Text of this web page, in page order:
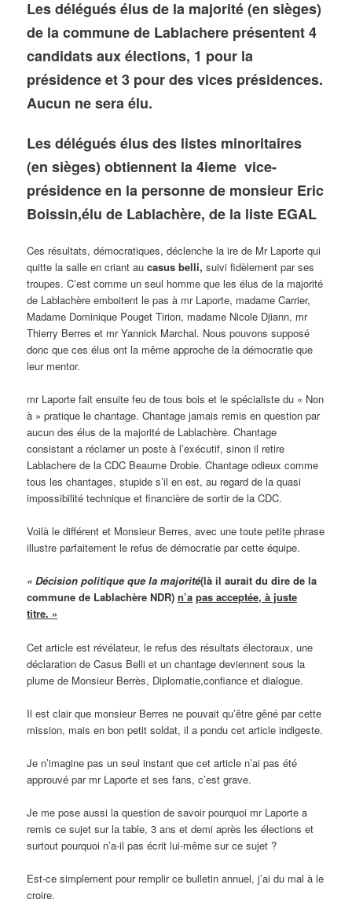
Les délégués élus de la majorité (en sièges)
de la commune de Lablachere présentent 4
candidats aux élections, 1 pour la
présidence et 3 pour des vices présidences.
Aucun ne sera élu.
Les délégués élus des listes minoritaires
(en sièges) obtiennent la 4ieme vice-
présidence en la personne de monsieur Eric
Boissin,élu de Lablachère, de la liste EGAL
Ces résultats, démocratiques, déclenche la ire de Mr Laporte qui
quitte la salle en criant aucasus belli, suivi fidèlement par ses
troupes. C’est comme un seul homme que les élus de la majorité
de Lablachère emboitent le pas à mr Laporte, madame Carrier,
Madame Dominique Pouget Tirion, madame Nicole Djiann, mr
Thierry Berres et mr Yannick Marchal. Nous pouvons supposé
donc que ces élus ont la même approche de la démocratie que
leur mentor.
mr Laporte fait ensuite feu de tous bois et le spécialiste du « Non
à » pratique le chantage. Chantage jamais remis en question par
aucun des élus de la majorité de Lablachère. Chantage
consistant a réclamer un poste à l’exécutif, sinon il retire
Lablachere de la CDC Beaume Drobie. Chantage odieux comme
tous les chantages, stupide s’il en est, au regard de la quasi
impossibilité technique et financière de sortir de la CDC.
Voilà le différent et Monsieur Berres, avec une toute petite phrase
illustre parfaitement le refus de démocratie par cette équipe.
« Décision politique que la majorité(là il aurait du dire de la
commune de Lablachère NDR)n’a pas acceptée, à juste
titre. »
Cet article est révélateur, le refus des résultats électoraux, une
déclaration de Casus Belli et un chantage deviennent sous la
plume de Monsieur Berrès, Diplomatie,confiance et dialogue.
Il est clair que monsieur Berres ne pouvait qu’être gêné par cette
mission, mais en bon petit soldat, il a pondu cet article indigeste.
Je n’imagine pas un seul instant que cet article n’ai pas été
approuvé par mr Laporte et ses fans, c’est grave.
Je me pose aussi la question de savoir pourquoi mr Laporte a
remis ce sujet sur la table, 3 ans et demi après les élections et
surtout pourquoi n’a-il pas écrit lui-même sur ce sujet ?
Est-ce simplement pour remplir ce bulletin annuel, j’ai du mal à le
croire.